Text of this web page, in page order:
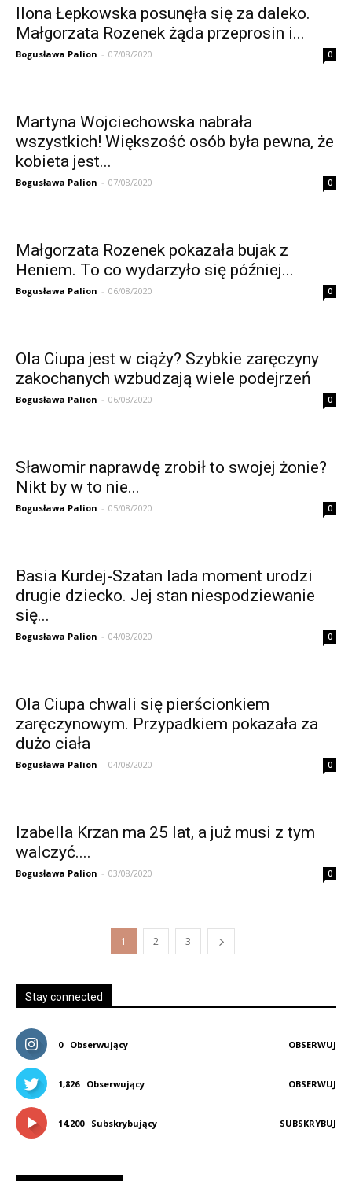
Ilona Łepkowska posunęła się za daleko.
Małgorzata Rozenek żąda przeprosin i...
Bogusława Palion - 07/08/2020 0
Martyna Wojciechowska nabrała
wszystkich! Większość osób była pewna, że
kobieta jest...
Bogusława Palion - 07/08/2020 0
Małgorzata Rozenek pokazała bujak z
Heniem. To co wydarzyło się później...
Bogusława Palion - 06/08/2020 0
Ola Ciupa jest w ciąży? Szybkie zaręczyny
zakochanych wzbudzają wiele podejrzeń
Bogusława Palion - 06/08/2020 0
Sławomir naprawdę zrobił to swojej żonie?
Nikt by w to nie...
Bogusława Palion - 05/08/2020 0
Basia Kurdej-Szatan lada moment urodzi
drugie dziecko. Jej stan niespodziewanie
się...
Bogusława Palion - 04/08/2020 0
Ola Ciupa chwali się pierścionkiem
zaręczynowym. Przypadkiem pokazała za
dużo ciała
Bogusława Palion - 04/08/2020 0
Izabella Krzan ma 25 lat, a już musi z tym
walczyć....
Bogusława Palion - 03/08/2020 0
1 2 3
Stay connected
0 Obserwujący OBSERWUJ
1,826 Obserwujący OBSERWUJ
14,200 Subskrybujący SUBSKRYBUJ